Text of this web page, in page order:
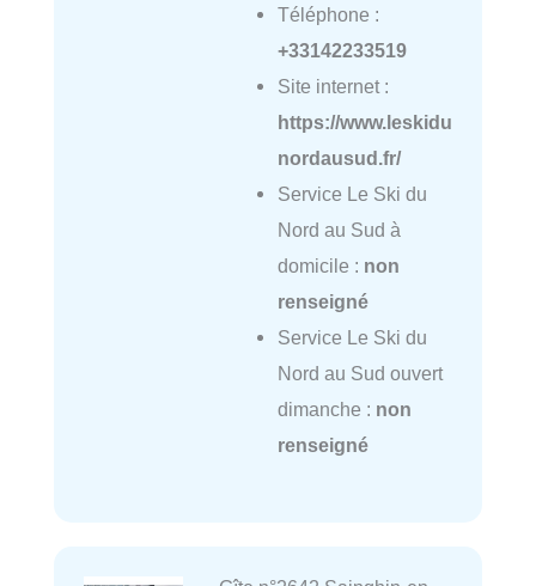
Téléphone :
+33142233519
Site internet :
https://www.leskidu
nordausud.fr/
Service Le Ski du
Nord au Sud à
domicile : non
renseigné
Service Le Ski du
Nord au Sud ouvert
dimanche : non
renseigné